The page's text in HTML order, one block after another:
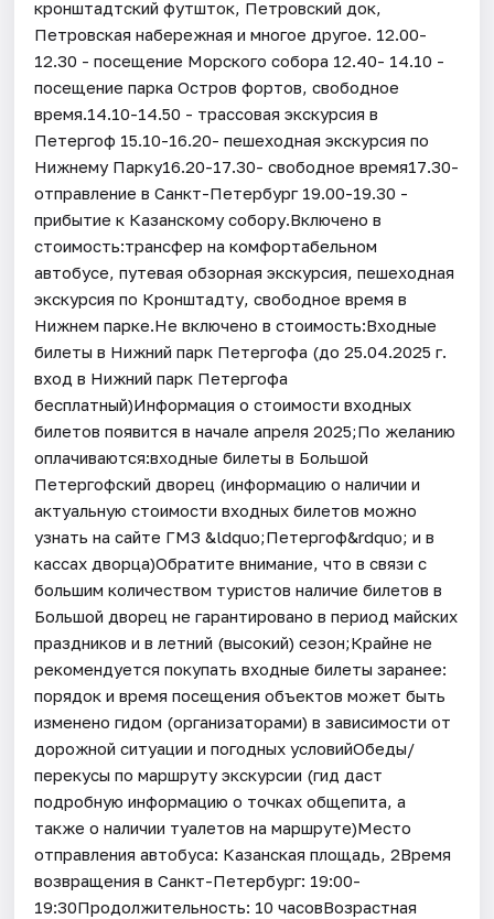
кронштадтский футшток, Петровский док,
Петровская набережная и многое другое. 12.00-
12.30 - посещение Морского собора 12.40- 14.10 -
посещение парка Остров фортов, свободное
время.14.10-14.50 - трассовая экскурсия в
Петергоф 15.10-16.20- пешеходная экскурсия по
Нижнему Парку16.20-17.30- свободное время17.30-
отправление в Санкт-Петербург 19.00-19.30 -
прибытие к Казанскому собору.Включено в
стоимость:трансфер на комфортабельном
автобусе, путевая обзорная экскурсия, пешеходная
экскурсия по Кронштадту, свободное время в
Нижнем парке.Не включено в стоимость:Входные
билеты в Нижний парк Петергофа (до 25.04.2025 г.
вход в Нижний парк Петергофа
бесплатный)Информация о стоимости входных
билетов появится в начале апреля 2025;По желанию
оплачиваются:входные билеты в Большой
Петергофский дворец (информацию о наличии и
актуальную стоимости входных билетов можно
узнать на сайте ГМЗ &ldquo;Петергоф&rdquo; и в
кассах дворца)Обратите внимание, что в связи с
большим количеством туристов наличие билетов в
Большой дворец не гарантировано в период майских
праздников и в летний (высокий) сезон;Крайне не
рекомендуется покупать входные билеты заранее:
порядок и время посещения объектов может быть
изменено гидом (организаторами) в зависимости от
дорожной ситуации и погодных условийОбеды/
перекусы по маршруту экскурсии (гид даст
подробную информацию о точках общепита, а
также о наличии туалетов на маршруте)Место
отправления автобуса: Казанская площадь, 2Время
возвращения в Санкт-Петербург: 19:00-
19:30Продолжительность: 10 часовВозрастная